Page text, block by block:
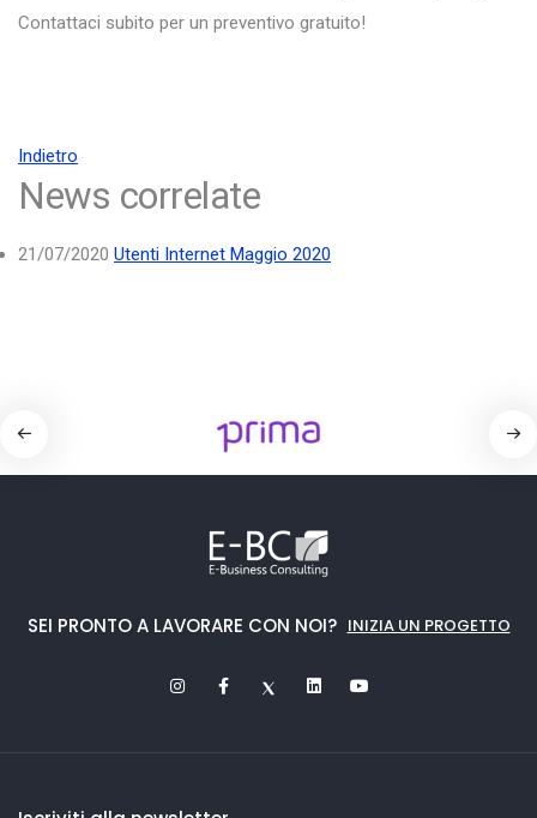
Contattaci subito per un preventivo gratuito!
Indietro
News correlate
21/07/2020 Utenti Internet Maggio 2020
SEI PRONTO A LAVORARE CON NOI? INIZIA UN PROGETTO